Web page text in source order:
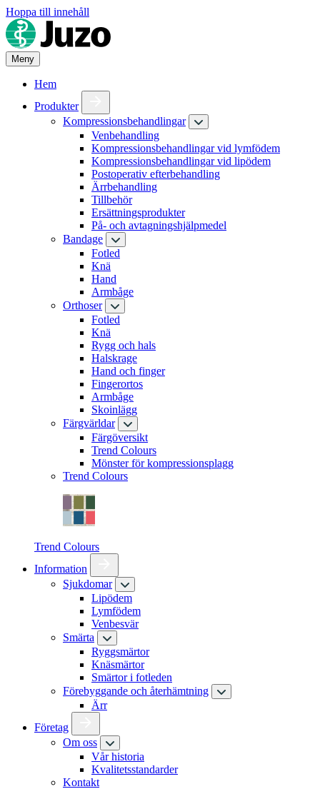
Hoppa till innehåll
Meny
Hem
Produkter
Kompressionsbehandlingar
Venbehandling
Kompressionsbehandlingar vid lymfödem
Kompressionsbehandlingar vid lipödem
Postoperativ efterbehandling
Ärrbehandling
Tillbehör
Ersättningsprodukter
På- och avtagningshjälpmedel
Bandage
Fotled
Knä
Hand
Armbåge
Orthoser
Fotled
Knä
Rygg och hals
Halskrage
Hand och finger
Fingerortos
Armbåge
Skoinlägg
Färgvärldar
Färgöversikt
Trend Colours
Mönster för kompressionsplagg
Trend Colours
Trend Colours
Information
Sjukdomar
Lipödem
Lymfödem
Venbesvär
Smärta
Ryggsmärtor
Knäsmärtor
Smärtor i fotleden
Förebyggande och återhämtning
Ärr
Företag
Om oss
Vår historia
Kvalitetsstandarder
Kontakt